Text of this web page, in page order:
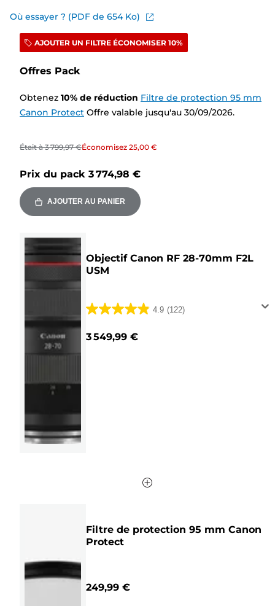
Où essayer ? (PDF de 654 Ko)
AJOUTER UN FILTRE ÉCONOMISER 10%
Offres Pack
Obtenez 10% de réduction Filtre de protection 95 mm
Canon Protect Offre valable jusqu'au 30/09/2026.
Était à3 799,97 €Économisez 25,00 €
Prix du pack 3 774,98 €
AJOUTER AU PANIER
Objectif Canon RF 28-70mm F2L
USM
4.9 (122)
4.9
sur
3 549,99 €
Filtre de protection 95 mm Canon
Protect
249,99 €